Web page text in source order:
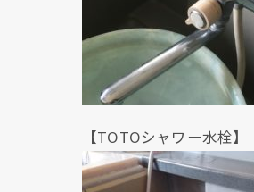
【TOTOシャワー水栓】